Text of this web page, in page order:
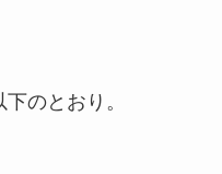
のとおり。